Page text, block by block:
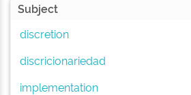
Subject
discretion
discricionariedad
implementation